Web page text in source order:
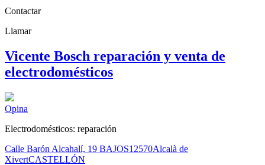
Contactar
Llamar
Vicente Bosch reparación y venta de
electrodomésticos
Opina
Electrodomésticos: reparación
Calle Barón Alcahalí, 19 BAJOS12570Alcalà de
XivertCASTELLÓN